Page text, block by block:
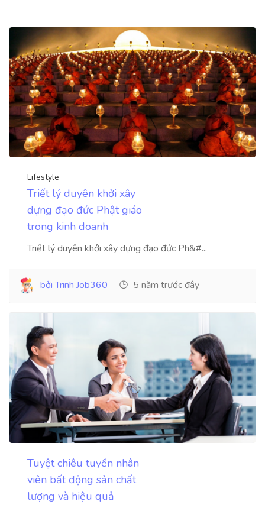
Lifestyle
Triết lý duyên khởi xây
dựng đạo đức Phật giáo
trong kinh doanh
Triết lý duyên khởi xây dựng đạo đức Ph&#...
bởi Trinh Job360 5 năm trước đây
Tuyệt chiêu tuyển nhân
viên bất động sản chất
lượng và hiệu quả